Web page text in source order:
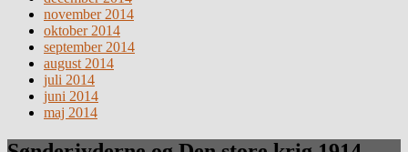
november 2014
oktober 2014
september 2014
august 2014
juli 2014
juni 2014
maj 2014